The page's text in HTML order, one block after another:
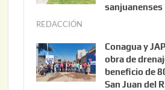
t
,
2
0
sanjuanenses
REDACCIÓN
n
i
o
Conagua y
obra de
beneficio de
San Juan del